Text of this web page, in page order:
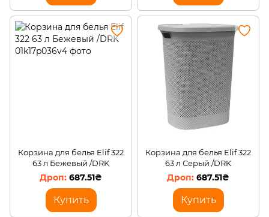
Корзина для белья Elif 322
63 л Бежевый /DRK
687.51₴
Купить
Корзина для белья Elif 322
63 л Серый /DRK
687.51₴
Купить